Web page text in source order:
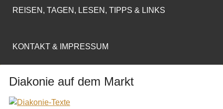
REISEN, TAGEN, LESEN, TIPPS & LINKS
KONTAKT & IMPRESSUM
Diakonie auf dem Markt